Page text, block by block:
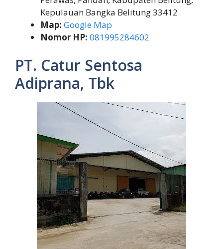
Kepulauan Bangka Belitung 33412
Map: Google Map
Nomor HP: 081995284602
PT. Catur Sentosa
Adiprana, Tbk